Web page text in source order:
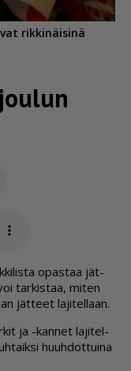
rikkinäisinä
opas­taa jät­
tar­kis­taa, mi­ten
jät­teet la­ji­tel­laan.
ja -kan­net la­ji­tel­
huuh­dot­tui­na